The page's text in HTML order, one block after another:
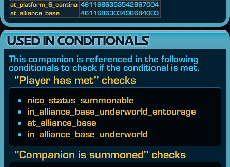
at_platform_6_cantina 4611686353542867004
at_alliance_base
4611686303496684003
USED IN CONDITIONALS
This companion is referenced in the following
conditionals to check if the conditional is met.
"Player has met" checks
nico_status_summonable
in_alliance_base_underworld_entourage
at_alliance_base
in_alliance_base_underworld
"Companion is summoned" checks